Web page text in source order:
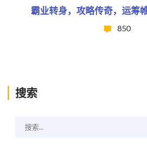
霸业转身，攻略传奇，运筹
850
搜索
搜索...